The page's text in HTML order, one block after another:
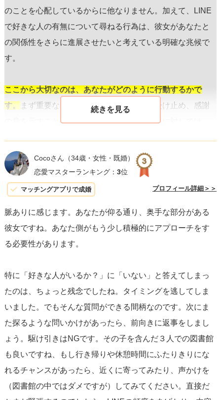
のことを心配しているからに他なりません。加えて、LINE
で好きな人の有無について尋ねる行為は、彼女があなたと
の関係性をさらに進展させたいと考えている明確な兆候で
す。
ここから大切なのは、あなたがどのように行動するかで
す。まず重要なのは、彼女の好意を素直に受け止め、感謝
の意を示すこと。例えば、彼女からのお土産に対しては、
ッセージを伝えましょう。また、あなたに関心を示してい
ることが分かっているので、彼女とのコミュニケーション
をより一層深めるチャンスと捉え、よりプライベートな話
るのも良いでしょう。重要なのは、 彼女の気持ちに応える
ように自分からもアプローチをすることです。奥手な性格
であればあるほど、彼女自身から明確な好意を示すことは
れるサインに対して、あなたも積極的に関わっていく必要
があります。
最後に、焦らず一歩一歩彼女との信頼関係を築いていくこ
とが大切です。彼女が安心して自分の気持ちを開ける環境
を整えながら、しっかりとした関係を築いていってくださ
い。
Cocoさん （34歳・女性・既婚）
恋愛マスターランキング： 3位
マッチングアプリで成婚 プロフィール詳細＞＞
脈ありに感じます。あなたが仰る通り、奥手な部分がある
彼女ですね。あなた側がもう少し積極的にアプローチをす
る必要性があります。
特に「好きな人がいるか？」に「いない」と答えてしまっ
たのは、ちょっと残念でしたね。タイミングを逃してしま
いました。でもそんな質問ができる間柄なのです。次にま
た探るような問いかけがあったら、前向きに返事をしまし
ょう。駆け引きはNGです。その子を含んだ３人での図書館
も良いですね、もし行き帰りや休憩時間にふたりきりにな
れるチャンスがあったら、近くに寄ってみたり、声かけを
（図書館の中ではダメですが）してみてください。直接だ